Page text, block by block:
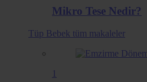
Mikro Tese Nedir?
Tüp Bebek tüm makaleler
1